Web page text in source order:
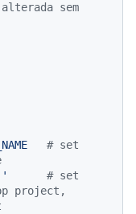
sem
# set
# set
project,